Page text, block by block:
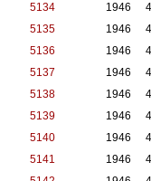
5134 1946
5135 1946
5136 1946
5137 1946
5138 1946
5139 1946
5140 1946
5141 1946